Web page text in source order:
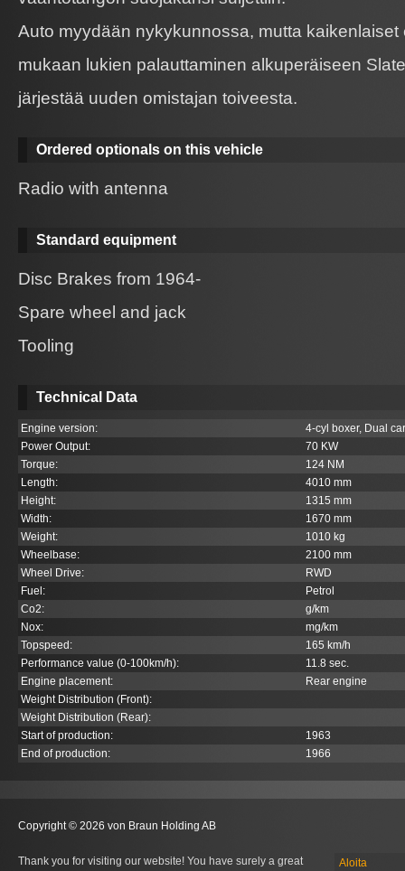
Auto myydään nykykunnossa, mutta kaikenlaiset
mukaan lukien palauttaminen alkuperäiseen
järjestää uuden omistajan toiveesta.
Ordered optionals on this vehicle
Radio with antenna
Standard equipment
Disc Brakes from 1964-
Spare wheel and jack
Tooling
Technical Data
Engine version:
4-cyl boxer, Dual
Power Output:
70 KW
Torque:
124 NM
Length:
4010 mm
Height:
1315 mm
Width:
1670 mm
Weight:
1010 kg
Wheelbase:
2100 mm
Wheel Drive:
RWD
Fuel:
Petrol
Co2:
g/km
Nox:
mg/km
Topspeed:
165 km/h
Performance value (0-100km/h):
11.8 sec.
Engine placement:
Rear engine
Weight Distribution (Front):
Weight Distribution (Rear):
Start of production:
1963
End of production:
1966
Copyright © 2026 von Braun Holding AB
Thank you for visiting our website! You have surely a great
Aloita